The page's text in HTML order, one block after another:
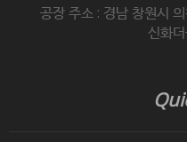
공장 주소 : 경남 창원시
신화